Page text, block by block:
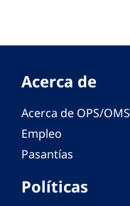
Acerca de
Acerca de OPS/OMS
Empleo
Pasantías
Políticas